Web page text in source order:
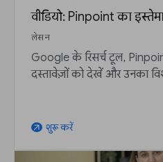
वीडियो: Pinpoint का
लेसन
Google के रिसर्च टूल,
दस्तावेज़ों को देखें और उनका
arrow_outward शुरू करें